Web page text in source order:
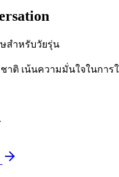
สำหรับวัยรุ่น
าติ เน้นความมั่นใจในการ